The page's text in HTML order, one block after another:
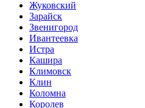
Жуковский
Зарайск
Звенигород
Ивантеевка
Истра
Кашира
Климовск
Клин
Коломна
Королев